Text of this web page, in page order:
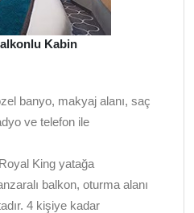
Kabin
banyo, makyaj alanı, saç
ve telefon ile
King yatağa
balkon, oturma alanı
4 kişiye kadar